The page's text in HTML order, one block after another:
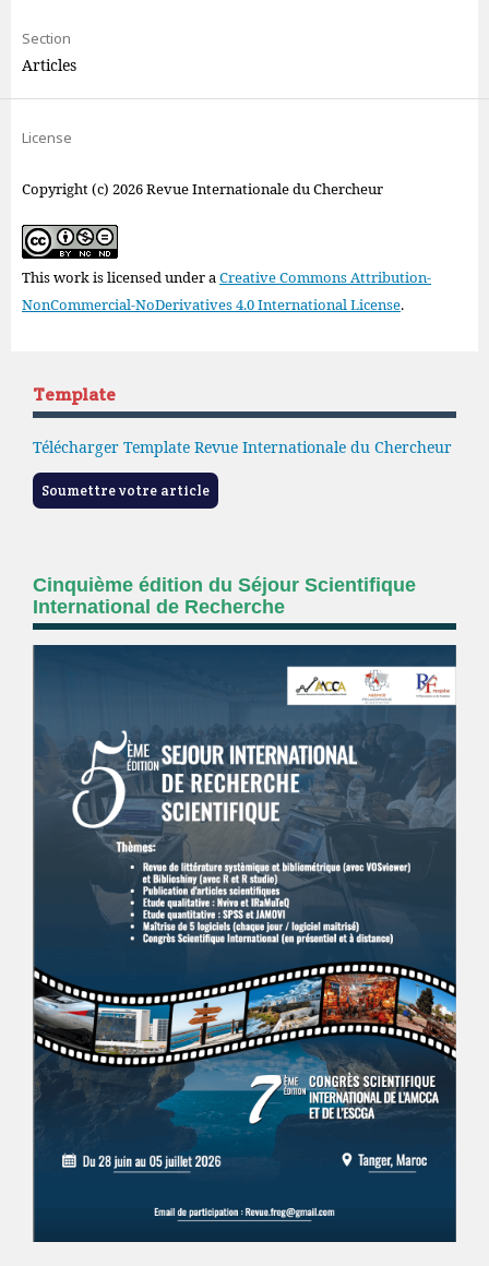
Section
Articles
License
Copyright (c) 2026 Revue Internationale du Chercheur
This work is licensed under aCreative Commons Attribution-
NonCommercial-NoDerivatives 4.0 International License.
Template
Télécharger Template Revue Internationale du Chercheur
Soumettre votre article
Cinquième édition du Séjour Scientifique
International de Recherche